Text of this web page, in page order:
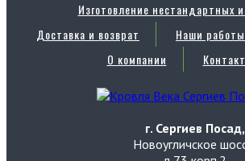
Изготовление нестандартных
Доставка и возврат
Наши работы
О компании
г. Сергиев Посад,
Новоугличское